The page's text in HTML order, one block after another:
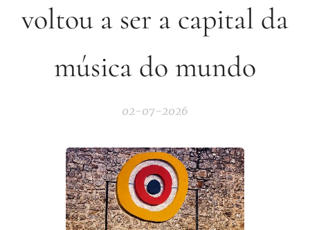
voltou a ser a capital da
música do mundo
02-07-2026